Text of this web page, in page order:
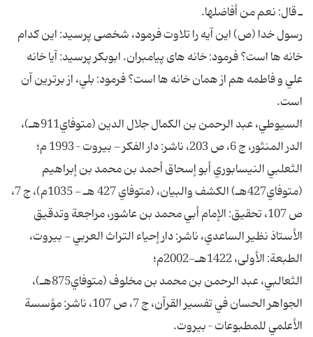
ـ قال: نعم من أفاضلها.
رسول خدا (ص) اين آيه را تلاوت فرمود، شخصى پرسيد: اين كدام
خانه ها است؟ فرمود: خانه هاى پيامبران. ابوبكر پرسيد: آيا خانه
علي و فاطمه هم از همان خانه ها است؟ فرمود: بلي، از بر‌ترين آن
است.
السيوطي، عبد الرحمن بن الكمال جلال الدين (متوفاي911هـ)،
الدر المنثور، ج 6، ص 203، ناشر: دار الفكر - بيروت – 1993 م؛
الثعلبي النيسابوري أبو إسحاق أحمد بن محمد بن إبراهيم
(متوفاي427هـ) الكشف والبيان، (متوفاي 427 هـ - 1035م)، ج 7،
ص 107، تحقيق: الإمام أبي محمد بن عاشور، مراجعة وتدقيق
الأستاذ نظير الساعدي، ناشر: دار إحياء التراث العربي - بيروت،
الطبعة: الأولى، 1422هـ-2002م؛
الثعالبي، عبد الرحمن بن محمد بن مخلوف (متوفاي875هـ)،
الجواهر الحسان في تفسير القرآن، ج 7، ص 107، ناشر: مؤسسة
الأعلمي للمطبوعات – بيروت.